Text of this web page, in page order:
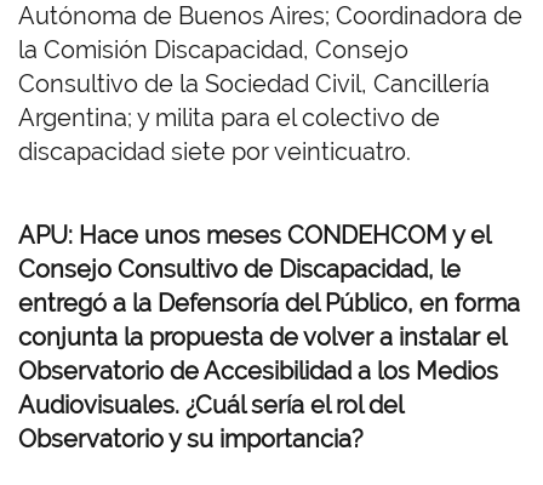
Autónoma de Buenos Aires; Coordinadora de
la Comisión Discapacidad, Consejo
Consultivo de la Sociedad Civil, Cancillería
Argentina; y milita para el colectivo de
discapacidad siete por veinticuatro.
APU: Hace unos meses CONDEHCOM y el
Consejo Consultivo de Discapacidad, le
entregó a la Defensoría del Público, en forma
conjunta la propuesta de volver a instalar el
Observatorio de Accesibilidad a los Medios
Audiovisuales. ¿Cuál sería el rol del
Observatorio y su importancia?